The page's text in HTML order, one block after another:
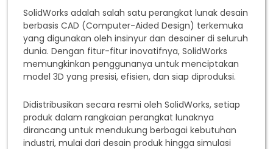
SolidWorks adalah salah satu perangkat lunak desain
berbasis CAD (Computer-Aided Design) terkemuka
yang digunakan oleh insinyur dan desainer di seluruh
dunia. Dengan fitur-fitur inovatifnya, SolidWorks
memungkinkan penggunanya untuk menciptakan
model 3D yang presisi, efisien, dan siap diproduksi.
Didistribusikan secara resmi oleh SolidWorks, setiap
produk dalam rangkaian perangkat lunaknya
dirancang untuk mendukung berbagai kebutuhan
industri, mulai dari desain produk hingga simulasi